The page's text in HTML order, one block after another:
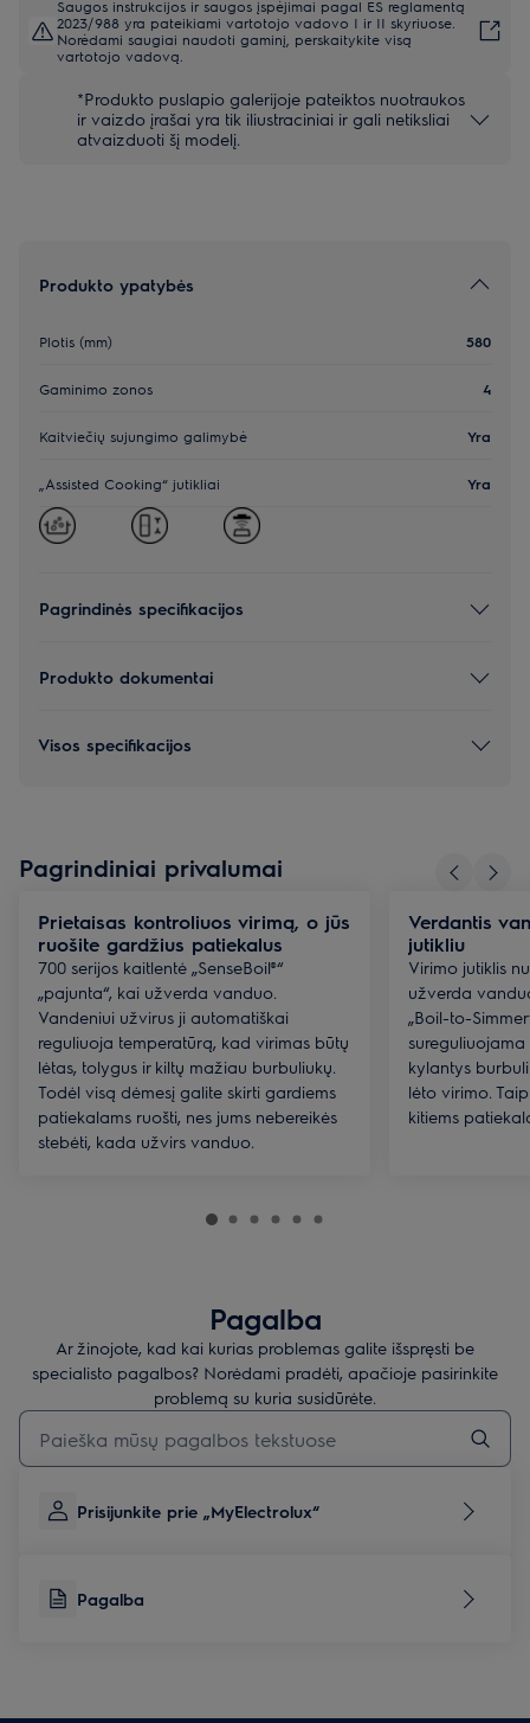
Saugos instrukcijos ir saugos įspėjimai pagal ES reglamentą
2023/988 yra pateikiami vartotojo vadovo I ir II skyriuose.
Norėdami saugiai naudoti gaminį, perskaitykite visą
vartotojo vadovą.
*Produkto puslapio galerijoje pateiktos nuotraukos
ir vaizdo įrašai yra tik iliustraciniai ir gali netiksliai
atvaizduoti šį modelį.
Produkto ypatybės
Plotis (mm) 580
Gaminimo zonos 4
Kaitviečių sujungimo galimybė Yra
„Assisted Cooking“ jutikliai Yra
Pagrindinės specifikacijos
Produkto dokumentai
Visos specifikacijos
Pagrindiniai privalumai
Prietaisas kontroliuos virimą, o jūs
ruošite gardžius patiekalus
700 serijos kaitlentė „SenseBoil®“
„pajunta“, kai užverda vanduo.
Vandeniui užvirus ji automatiškai
reguliuoja temperatūrą, kad virimas būtų
lėtas, tolygus ir kiltų mažiau burbuliukų.
Todėl visą dėmesį galite skirti gardiems
patiekalams ruošti, nes jums nebereikės
stebėti, kada užvirs vanduo.
Verdantis
jutikliu
Virimo jutiklis
užverda
„Boil-to-
kylantys
lėto virimo.
kitiems
Pagalba
Ar žinojote, kad kai kurias problemas galite išspręsti be
specialisto pagalbos? Norėdami pradėti, apačioje pasirinkite
problemą su kuria susidūrėte.
Įveskite tekstą, jei norite ieškoti pagalbinių straipsnių
Prisijunkite prie „MyElectrolux“
Pagalba